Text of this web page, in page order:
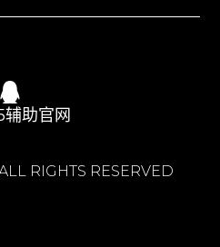
辅助官网
RIGHTS RESERVED